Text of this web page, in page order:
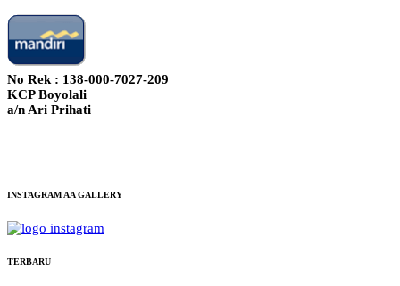
No Rek : 138-000-7027-209
KCP Boyolali
a/n Ari Prihati
INSTAGRAM AA GALLERY
TERBARU